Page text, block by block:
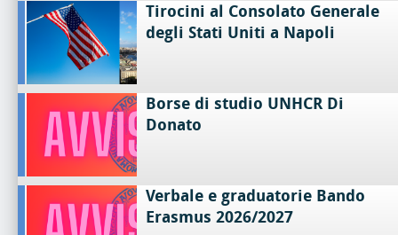
Tirocini al Consolato Generale
degli Stati Uniti a Napoli
Borse di studio UNHCR Di
Donato
Verbale e graduatorie Bando
Erasmus 2026/2027